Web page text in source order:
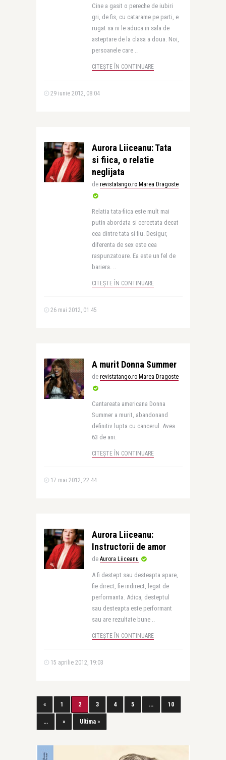
Cine a gasit o pereche de iubiri
gri, de fis, cu catarame pe parti, e
rugat sa ni le aduca in sala de
asteptare de la clasa a doua. Noi,
persoanele care ..
CITEȘTE ÎN CONTINUARE
29 iunie 2012, 08:04
Aurora Liiceanu: Tata
si fiica, o relatie
neglijata
de revistatango.ro Marea Dragoste
Relatia tata-fiica este mult mai
putin abordata si cercetata decat
cea dintre tata si fiu. Desigur,
diferenta de sex este cea
raspunzatoare. Ea este un fel de
bariera. ..
CITEȘTE ÎN CONTINUARE
26 mai 2012, 01:45
A murit Donna Summer
de revistatango.ro Marea Dragoste
Cantareata americana Donna
Summer a murit, abandonand
definitiv lupta cu cancerul. Avea
63 de ani.
CITEȘTE ÎN CONTINUARE
17 mai 2012, 22:44
Aurora Liiceanu:
Instructorii de amor
de Aurora Liiceanu
A fi destept sau desteapta apare,
fie direct, fie indirect, legat de
performanta. Adica, desteptul
sau desteapta este performant
sau are rezultate bune ..
CITEȘTE ÎN CONTINUARE
15 aprilie 2012, 19:03
« 1 2 3 4 5 ... 10
... » Ultima »